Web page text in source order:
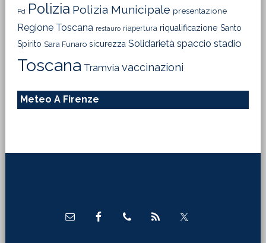
Pd Polizia Polizia Municipale presentazione
Regione Toscana restauro riapertura riqualificazione Santo
Spirito Sara Funaro sicurezza Solidarietà spaccio stadio
Toscana Tramvia vaccinazioni
Meteo A Firenze